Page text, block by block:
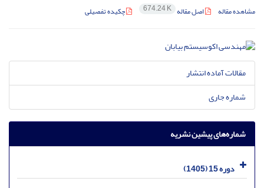
مشاهده مقاله اصل مقاله 674.24 K چکیده تفصیلی
مقالات آماده انتشار
شماره جاری
شماره‌های پیشین نشریه
دوره 15 (1405)